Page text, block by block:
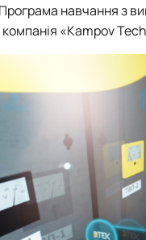
навчання з
компанія «Kampov